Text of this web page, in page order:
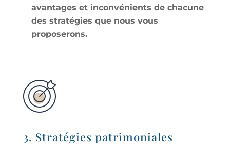
avantages et inconvénients de chacune
des stratégies que nous vous
proposerons.
3. Stratégies patrimoniales